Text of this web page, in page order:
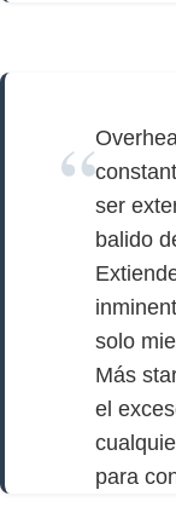
ser
balido
solo
Más
el
para